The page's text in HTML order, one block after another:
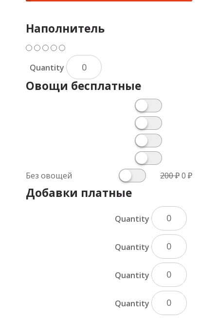
Наполнитель
Quantity
Овощи бесплатные
Без овощей 200₽
200 ₽.
0 ₽
Добавки платные
Quantity
Quantity
Quantity
Quantity